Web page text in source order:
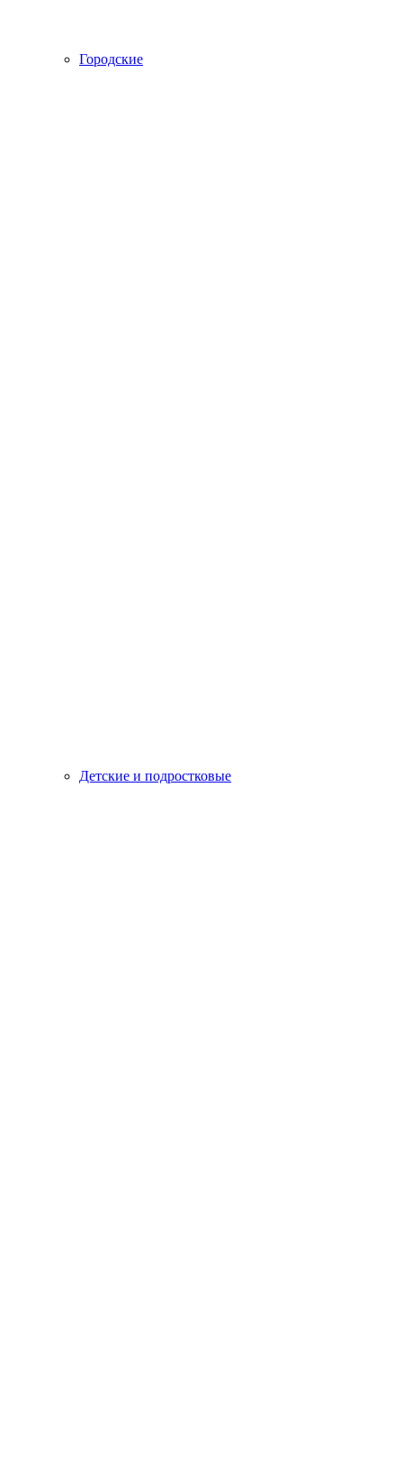
Городские
Детские и подростковые